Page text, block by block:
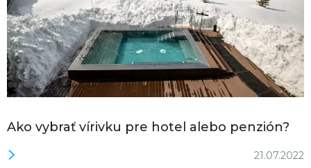
Ako vybrať vírivku pre hotel alebo penzión?
21.07.2022